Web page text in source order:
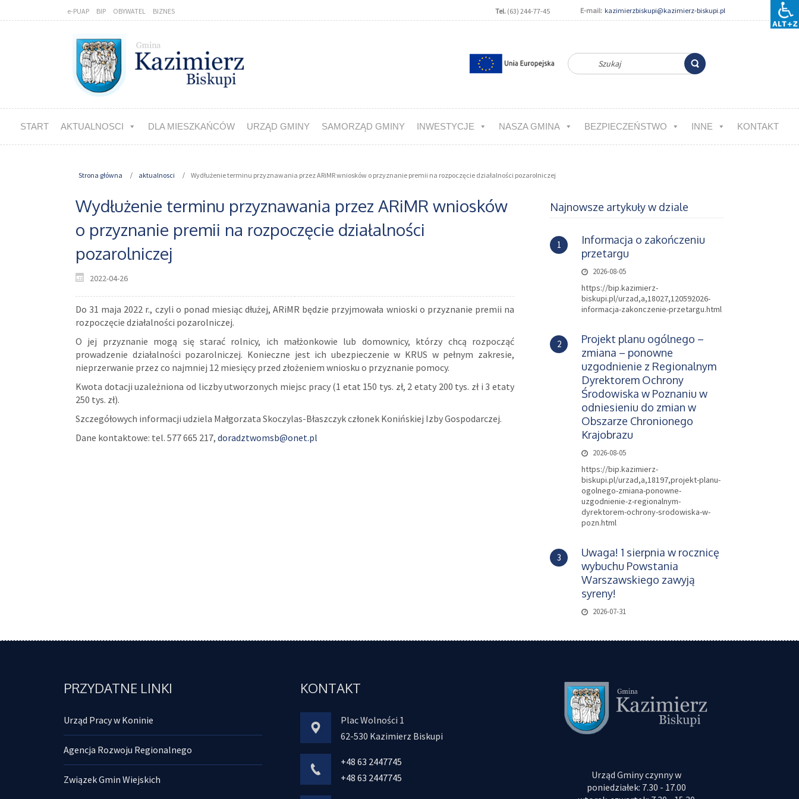
e-PUAP BIP OBYWATEL BIZNES Tel.(63) 244-77-45 E-mail: kazimierzbiskupi@kazimierz-biskupi.pl
START AKTUALNOSCI DLA MIESZKAŃCÓW URZĄD GMINY SAMORZĄD GMINY INWESTYCJE NASZA GMINA BEZPIECZEŃSTWO INNE KONTAKT
Strona główna aktualnosci Wydłużenie terminu przyznawania przez ARiMR wniosków o przyznanie premii na rozpoczęcie działalności pozarolniczej
Wydłużenie terminu przyznawania przez ARiMR wniosków
o przyznanie premii na rozpoczęcie działalności
pozarolniczej
2022-04-26
Do 31 maja 2022 r., czyli o ponad miesiąc dłużej, ARiMR będzie przyjmowała wnioski o przyznanie premii na
rozpoczęcie działalności pozarolniczej.
O jej przyznanie mogą się starać rolnicy, ich małżonkowie lub domownicy, którzy chcą rozpocząć
prowadzenie działalności pozarolniczej. Konieczne jest ich ubezpieczenie w KRUS w pełnym zakresie,
nieprzerwanie przez co najmniej 12 miesięcy przed złożeniem wniosku o przyznanie pomocy.
Kwota dotacji uzależniona od liczby utworzonych miejsc pracy (1 etat 150 tys. zł, 2 etaty 200 tys. zł i 3 etaty
250 tys. zł).
Szczegółowych informacji udziela Małgorzata Skoczylas-Błaszczyk członek Konińskiej Izby Gospodarczej.
Dane kontaktowe: tel. 577 665 217, doradztwomsb@onet.pl
Najnowsze artykuły w dziale
1
Informacja o zakończeniu
przetargu
2026-08-05
https://bip.kazimierz-
biskupi.pl/urzad,a,18027,120592026-
informacja-zakonczenie-przetargu.html
2
Projekt planu ogólnego –
zmiana – ponowne
uzgodnienie z Regionalnym
Dyrektorem Ochrony
Środowiska w Poznaniu w
odniesieniu do zmian w
Obszarze Chronionego
Krajobrazu
2026-08-05
https://bip.kazimierz-
biskupi.pl/urzad,a,18197,projekt-planu-
ogolnego-zmiana-ponowne-
uzgodnienie-z-regionalnym-
dyrektorem-ochrony-srodowiska-w-
pozn.html
3
Uwaga! 1 sierpnia w rocznicę
wybuchu Powstania
Warszawskiego zawyją
syreny!
2026-07-31
PRZYDATNE LINKI
Urząd Pracy w Koninie
Agencja Rozwoju Regionalnego
Związek Gmin Wiejskich
KONTAKT
Plac Wolności 1
62-530 Kazimierz Biskupi
+48 63 2447745
+48 63 2447745
Urząd Gminy czynny w
poniedziałek: 7.30 - 17.00